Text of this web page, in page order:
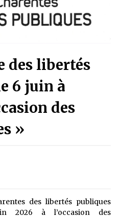
des libertés
6 juin à
des
»
des libertés publiques
2026 à l’occasion des